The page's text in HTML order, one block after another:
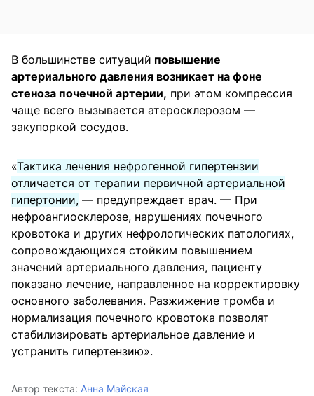
В большинстве ситуаций повышение
артериального давления возникает на фоне
стеноза почечной артерии, при этом компрессия
чаще всего вызывается атеросклерозом —
закупоркой сосудов.
«Тактика лечения нефрогенной гипертензии
отличается от терапии первичной артериальной
гипертонии, — предупреждает врач. — При
нефроангиосклерозе, нарушениях почечного
кровотока и других нефрологических патологиях,
сопровождающихся стойким повышением
значений артериального давления, пациенту
показано лечение, направленное на корректировку
основного заболевания. Разжижение тромба и
нормализация почечного кровотока позволят
стабилизировать артериальное давление и
устранить гипертензию».
Автор текста: Анна Майская